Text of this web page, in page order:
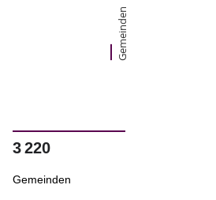
Gemeinden
3 220
Gemeinden